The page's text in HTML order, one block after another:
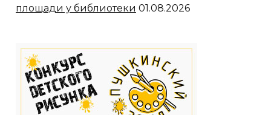
площади у библиотеки 01.08.2026